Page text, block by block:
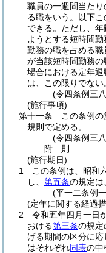
職員の一週間当た
る職をいう。以下
できる。 ただし、
ようとする短時間
勤務の職を占める
が当該短時間勤務
場合における定年
は、この限りでない
(令四条例三
(施行事項)
第十一条
この条例
規則で定める。
(令四条例三
附 則
(施行期日)
1
この条例は、昭和
し、 第五条の規定は
(平一二条例
(定年に関する経過
2
令和五年四月一日
おける第三条の規定
げる期間の区分に応
はそれぞれ同表の中